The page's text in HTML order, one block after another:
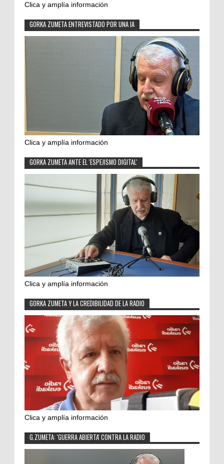
Clica y amplía información
GORKA ZUMETA ENTREVISTADO POR UNA IA
Clica y amplía información
GORKA ZUMETA ANTE EL 'ESPEJISMO DIGITAL'
Clica y amplía información
GORKA ZUMETA Y LA CREDIBILIDAD DE LA RADIO
Clica y amplía información
G.ZUMETA: 'GUERRA ABIERTA' CONTRA LA RADIO